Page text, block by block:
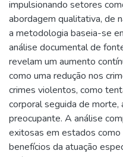
impulsionando setores
abordagem qualitativa, de
a metodologia baseia-se
análise documental de
revelam um aumento
como uma redução nos
crimes violentos, como
corporal seguida de
preocupante. A análise
exitosas em estados como
benefícios da atuação